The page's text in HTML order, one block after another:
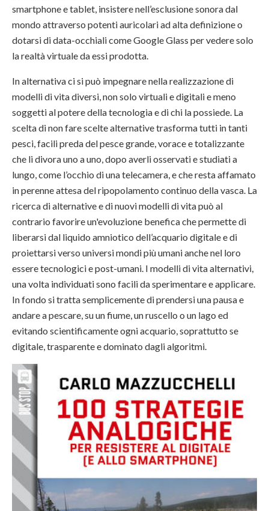
smartphone e tablet, insistere nell’esclusione sonora dal
mondo attraverso potenti auricolari ad alta definizione o
dotarsi di data-occhiali come Google Glass per vedere solo
la realtà virtuale da essi prodotta.
In alternativa ci si può impegnare nella realizzazione di
modelli di vita diversi, non solo virtuali e digitali e meno
soggetti al potere della tecnologia e di chi la possiede. La
scelta di non fare scelte alternative trasforma tutti in tanti
pesci, facili preda del pesce grande, vorace e totalizzante
che li divora uno a uno, dopo averli osservati e studiati a
lungo, come l’occhio di una telecamera, e che resta affamato
in perenne attesa del ripopolamento continuo della vasca. La
ricerca di alternative e di nuovi modelli di vita può al
contrario favorire un'evoluzione benefica che permette di
liberarsi dal liquido amniotico dell’acquario digitale e di
proiettarsi verso universi mondi più umani anche nel loro
essere tecnologici e post-umani. I modelli di vita alternativi,
una volta individuati sono facili da sperimentare e applicare.
In fondo si tratta semplicemente di prendersi una pausa e
andare a pescare, su un fiume, un ruscello o un lago ed
evitando scientificamente ogni acquario, soprattutto se
digitale, trasparente e dominato dagli algoritmi.